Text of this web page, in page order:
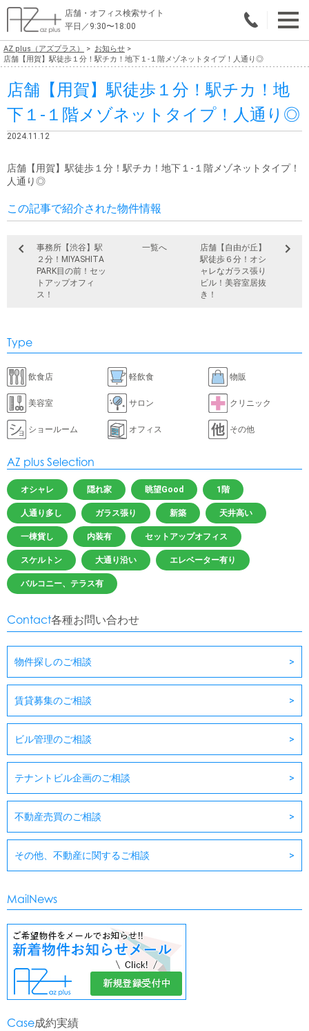
店舗・オフィス検索サイト
平日／9:30〜18:00
物件総合検索
エリアで探す
業種で探す
賃料から探す
こだわりで探す
テナントビルオーナー様へ
店舗・オフィスの内装会社を探す
AZ plus（アズプラス）
お知らせ
店舗【用賀】駅徒歩１分！駅チカ！地下１-１階メゾネットタイプ！人通り◎
店舗【用賀】駅徒歩１分！駅チカ！地
下１-１階メゾネットタイプ！人通り◎
2024.11.12
店舗【用賀】駅徒歩１分！駅チカ！地下１-１階メゾネットタイプ！
人通り◎
この記事で紹介された物件情報
事務所【渋谷】駅
２分！MIYASHITA
PARK目の前！セッ
トアップオフィ
ス！
一覧へ
店舗【自由が丘】
駅徒歩６分！オシ
ャレなガラス張り
ビル！美容室居抜
き！
Type
飲食店 軽飲食 物販
美容室 サロン クリニック
ショールーム オフィス その他
AZ plus Selection
オシャレ 隠れ家 眺望Good 1階
人通り多し ガラス張り 新築 天井高い
一棟貨し 内装有 セットアップオフィス
スケルトン 大通り沿い エレベーター有り
バルコニー、テラス有
Contact各種お問い合わせ
物件探しのご相談
賃貸募集のご相談
ビル管理のご相談
テナントビル企画のご相談
不動産売買のご相談
その他、不動産に関するご相談
MailNews
Case成約実績